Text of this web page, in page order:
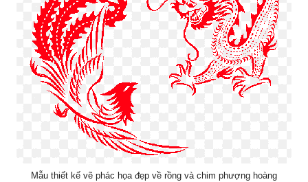
Mẫu thiết kế vẽ phác họa đẹp về rồng và chim phượng hoàng